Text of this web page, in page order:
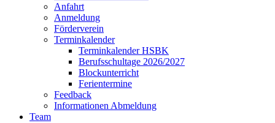
Anfahrt
Anmeldung
Förderverein
Terminkalender
Terminkalender HSBK
Berufsschultage 2026/2027
Blockunterricht
Ferientermine
Feedback
Informationen Abmeldung
Team